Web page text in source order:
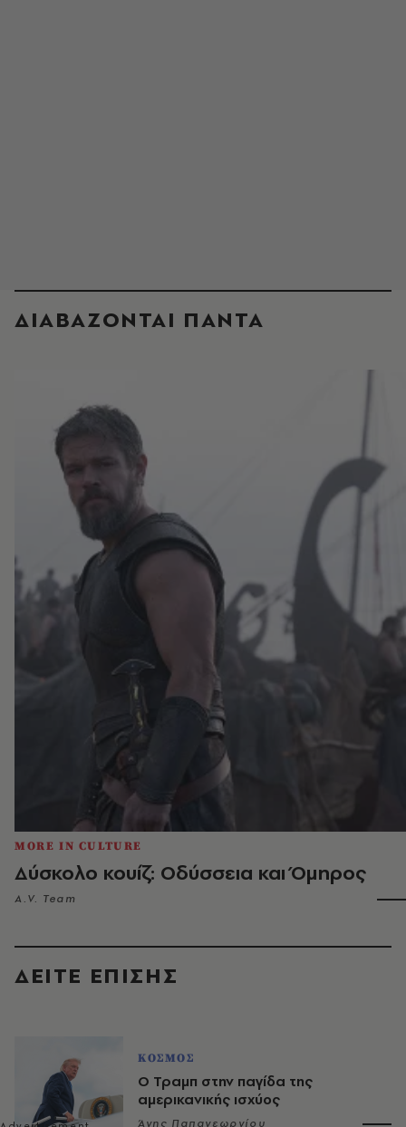
ΔΙΑΒΑΖΟΝΤΑΙ ΠΑΝΤΑ
MORE IN CULTURE
Δύσκολο κουίζ: Οδύσσεια και Όμηρος
A.V. Team
ΔΕΙΤΕ ΕΠΙΣΗΣ
ΚΟΣΜΟΣ
Ο Τραμπ στην παγίδα της
αμερικανικής ισχύος
Άγης Παπαγεωργίου